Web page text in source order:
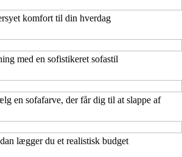
komfort til din hverdag
med en sofistikeret sofastil
en sofafarve, der får dig til at slappe af
lægger du et realistisk budget